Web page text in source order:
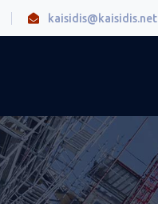
kaisidis@kaisidis.net